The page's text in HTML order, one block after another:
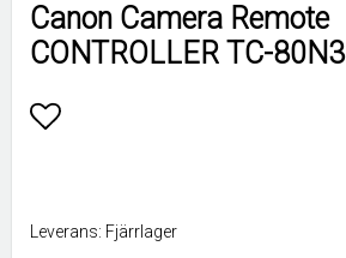
Canon Camera Remote
CONTROLLER TC-80N3
Leverans: Fjärrlager